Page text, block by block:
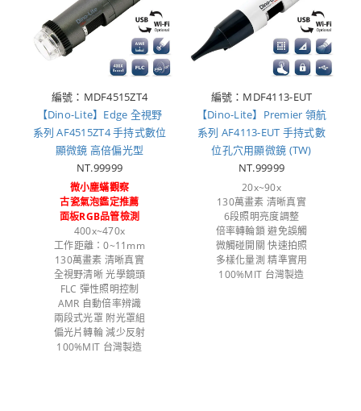
編號：MDF4515ZT4
【Dino-Lite】Edge 全視野
系列 AF4515ZT4 手持式數位
顯微鏡 高倍偏光型
NT.99999
微小塵蟎觀察
古瓷氣泡鑑定推薦
面板RGB品管檢測
400x~470x
工作距離：0~11mm
130萬畫素 清晰真實
全視野清晰 光學鏡頭
FLC 彈性照明控制
AMR 自動倍率辨識
兩段式光罩 附光罩組
偏光片轉輪 減少反射
100%MIT 台灣製造
編號：MDF4113-EUT
【Dino-Lite】Premier 領航
系列 AF4113-EUT 手持式數
位孔穴用顯微鏡 (TW)
NT.99999
20x~90x
130萬畫素 清晰真實
6段照明亮度調整
倍率轉輪鎖 避免誤觸
微觸碰開關 快速拍照
多樣化量測 精準實用
100%MIT 台灣製造